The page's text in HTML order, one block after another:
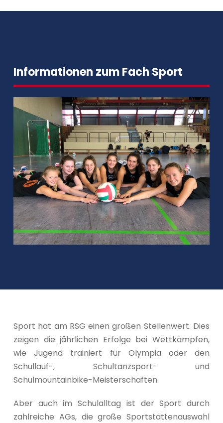
Informationen zum Fach Sport
Sport hat am RSG einen großen Stellenwert. Dies
zeigen die jährlichen Erfolge bei Wettkämpfen,
wie Jugend trainiert für Olympia oder den
Schullauf-, Schultanzsport- und
Schulmountainbike-Meisterschaften.
Aber auch im Schulalltag ist der Sport durch
zahlreiche AGs, die große Sportstättenauswahl